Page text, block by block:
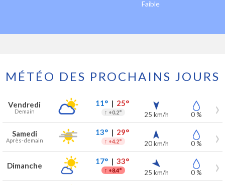
Faible
MÉTÉO DES PROCHAINS JOURS
Prévisions météo à Bellegem pour les 7 prochains jours
Jour Météo Températures Vent Précipitations
Vendredi
Demain
11°| 25°
↑ +0.2° 25 km/h 0 %
Samedi
Après-demain
13°| 29°
↑ +4.2° 20 km/h 0 %
Dimanche 17°| 33°
↑ +8.4° 25 km/h 0 %